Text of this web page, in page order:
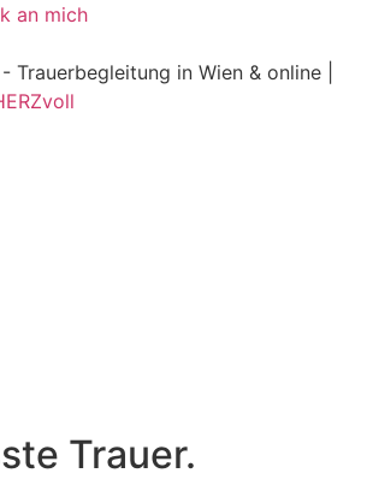
an mich
in Wien & online |
Trauer.